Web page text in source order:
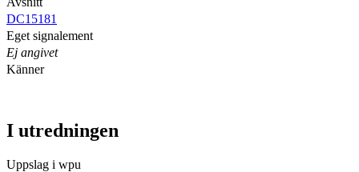
DC15181
Eget signalement
Ej angivet
Känner
I utredningen
Uppslag i wpu